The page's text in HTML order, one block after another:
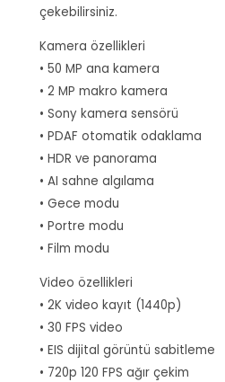
çekebilirsiniz.
Kamera özellikleri
• 50 MP ana kamera
• 2 MP makro kamera
• Sony kamera sensörü
• PDAF otomatik odaklama
• HDR ve panorama
• AI sahne algılama
• Gece modu
• Portre modu
• Film modu
Video özellikleri
• 2K video kayıt (1440p)
• 30 FPS video
• EIS dijital görüntü sabitleme
• 720p 120 FPS ağır çekim